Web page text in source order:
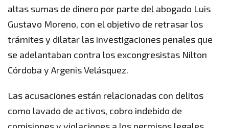
altas sumas de dinero por parte del abogado Luis
Gustavo Moreno, con el objetivo de retrasar los
trámites y dilatar las investigaciones penales que
se adelantaban contra los excongresistas Nilton
Córdoba y Argenis Velásquez.
Las acusaciones están relacionadas con delitos
como lavado de activos, cobro indebido de